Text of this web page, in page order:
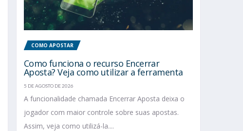
COMO APOSTAR
Como funciona o recurso Encerrar
Aposta? Veja como utilizar a ferramenta
5 DE AGOSTO DE 2026
A funcionalidade chamada Encerrar Aposta deixa o
jogador com maior controle sobre suas apostas.
Assim, veja como utilizá-la....